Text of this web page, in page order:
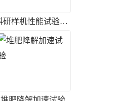
科研样机性能试验服务